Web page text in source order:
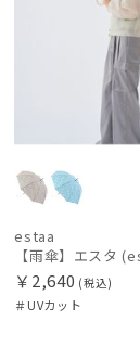
ハンウェイ
ヒロコ コシノ
マッキント
estaa
￥2,640 (税込)
＃UVカット